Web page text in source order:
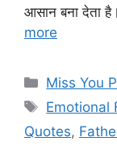
आसान बना देता
more
Categories
Miss You
Tags
Emotional
Quotes,